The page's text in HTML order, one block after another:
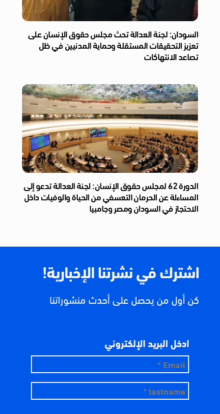
السودان: لجنة العدالة تحث مجلس حقوق الإنسان على
تعزيز التحقيقات المستقلة وحماية المدنيين في ظل
تصاعد الانتهاكات
الدورة 62 لمجلس حقوق الإنسان: لجنة العدالة تدعو إلى
المساءلة عن الحرمان التعسفي من الحياة والوفيات داخل
الاحتجاز في السودان ومصر وجامبيا
اشترك في نشرتنا الإخبارية!
كن أول من يحصل على أحدث منشوراتنا
ادخل البريد الإلكتروني